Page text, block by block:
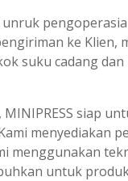
ke Klien,
suku cadang
siap
menyediakan
menggunakan
untuk